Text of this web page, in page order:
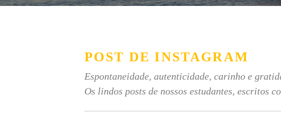
POST DE INSTAGRAM
Espontaneidade, autenticidade, carinho e
Os lindos posts de nossos estudantes, escritos